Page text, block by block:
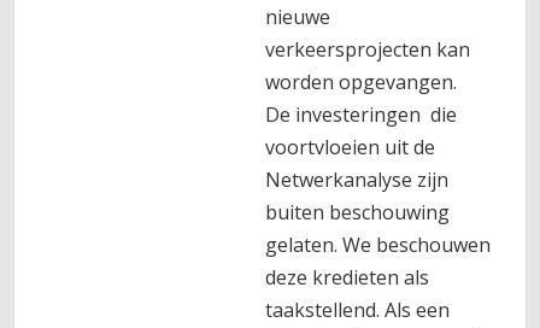
nieuwe
verkeersprojecten kan
worden opgevangen.
De investeringen die
voortvloeien uit de
Netwerkanalyse zijn
buiten beschouwing
gelaten. We beschouwen
deze kredieten als
taakstellend. Als een